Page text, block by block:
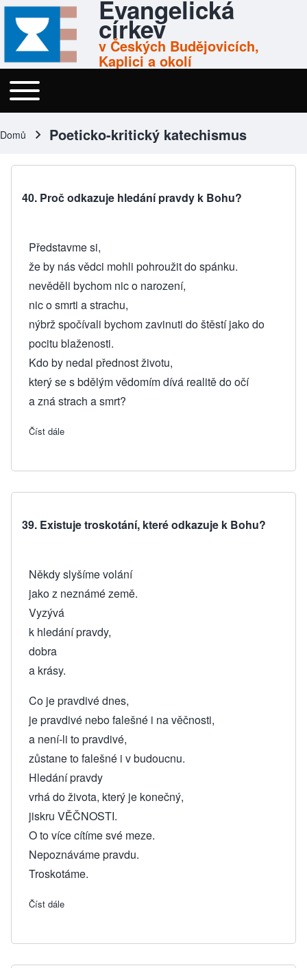
Skip to header
Skip to main navigation
Přejít k hlavnímu obsahu
Skip to footer Evangelická
církev
v Českých Budějovicích,
Kaplici a okolí
Menu
Toggle main menu
Domů Poeticko-kritický katechismus
40. Proč odkazuje hledání pravdy k Bohu?
Představme si,
že by nás vědci mohli pohroužit do spánku.
nevěděli bychom nic o narození,
nic o smrti a strachu,
nýbrž spočívali bychom zavinuti do štěstí jako do
pocitu blaženosti.
Kdo by nedal přednost životu,
který se s bdělým vědomím dívá realitě do očí
a zná strach a smrt?
Číst dále
39. Existuje troskotání, které odkazuje k Bohu?
Někdy slyšíme volání
jako z neznámé země.
Vyzývá
k hledání pravdy,
dobra
a krásy.
Co je pravdivé dnes,
je pravdivé nebo falešné i na věčnosti,
a není-li to pravdivé,
zůstane to falešné i v budoucnu.
Hledání pravdy
vrhá do života, který je konečný,
jiskru VĚČNOSTI.
O to více cítíme své meze.
Nepoznáváme pravdu.
Troskotáme.
Číst dále